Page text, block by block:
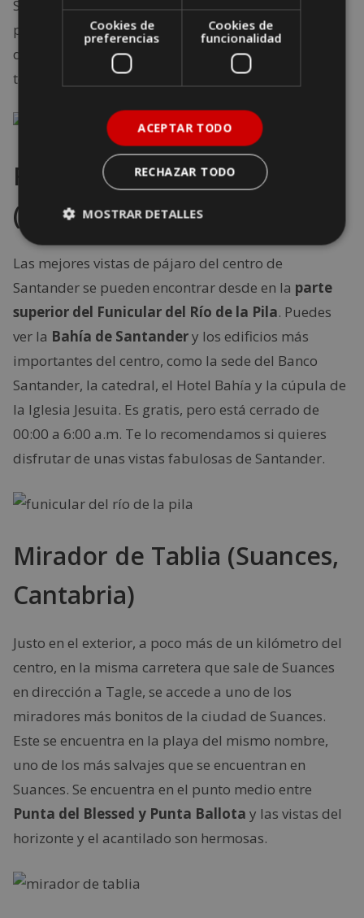
Se encuentra muy bien acondicionado y dispone
paneles de información que te mostrarán los
detalles de lo que estás viendo. ¡Para quedarte allí
todo el día!
Funicular del Río de la Pila
(Santander)
Las mejores vistas de pájaro del centro de
Santander se pueden encontrar desde en la parte
superior del Funicular del Río de la Pila. Puedes
ver la Bahía de Santandery los edificios más
importantes del centro, como la sede del Banco
Santander, la catedral, el Hotel Bahía y la cúpula de
la Iglesia Jesuita. Es gratis, pero está cerrado de
00:00 a 6:00 a.m. Te lo recomendamos si quieres
disfrutar de unas vistas fabulosas de Santander.
Mirador de Tablia (Suances,
Cantabria)
Justo en el exterior, a poco más de un kilómetro del
centro, en la misma carretera que sale de Suances
en dirección a Tagle, se accede a uno de los
miradores más bonitos de la ciudad de Suances.
Este se encuentra en la playa del mismo nombre,
uno de los más salvajes que se encuentran en
Suances. Se encuentra en el punto medio entre
Punta del Blessed y Punta Ballota y las vistas del
horizonte y el acantilado son hermosas.
Cookies de
preferencias
Cookies de
funcionalidad
ACEPTAR TODO
RECHAZAR TODO
MOSTRAR DETALLES